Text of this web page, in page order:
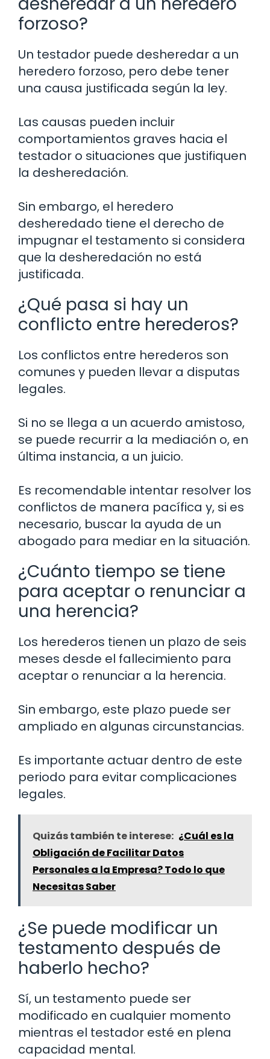
forzoso?
Un testador puede desheredar a un
heredero forzoso, pero debe tener
una causa justificada según la ley.
Las causas pueden incluir
comportamientos graves hacia el
testador o situaciones que justifiquen
la desheredación.
Sin embargo, el heredero
desheredado tiene el derecho de
impugnar el testamento si considera
que la desheredación no está
justificada.
¿Qué pasa si hay un
conflicto entre herederos?
Los conflictos entre herederos son
comunes y pueden llevar a disputas
legales.
Si no se llega a un acuerdo amistoso,
se puede recurrir a la mediación o, en
última instancia, a un juicio.
Es recomendable intentar resolver los
conflictos de manera pacífica y, si es
necesario, buscar la ayuda de un
abogado para mediar en la situación.
¿Cuánto tiempo se tiene
para aceptar o renunciar a
una herencia?
Los herederos tienen un plazo de seis
meses desde el fallecimiento para
aceptar o renunciar a la herencia.
Sin embargo, este plazo puede ser
ampliado en algunas circunstancias.
Es importante actuar dentro de este
periodo para evitar complicaciones
legales.
Quizás también te interese: ¿Cuál es la
Obligación de Facilitar Datos
Personales a la Empresa? Todo lo que
Necesitas Saber
¿Se puede modificar un
testamento después de
haberlo hecho?
Sí, un testamento puede ser
modificado en cualquier momento
mientras el testador esté en plena
capacidad mental.